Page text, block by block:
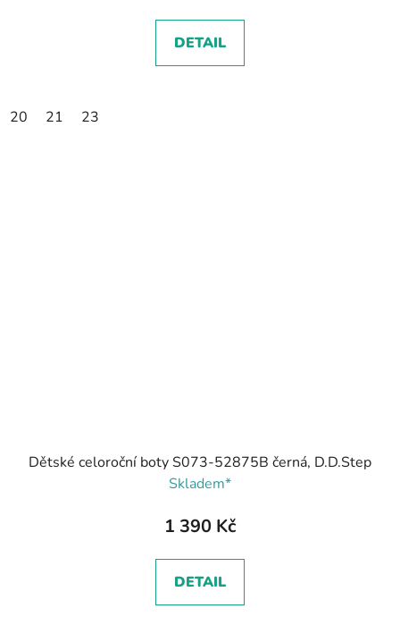
DETAIL
20 21 23
Dětské celoroční boty S073-52875B černá, D.D.Step
Skladem*
1 390 Kč
DETAIL